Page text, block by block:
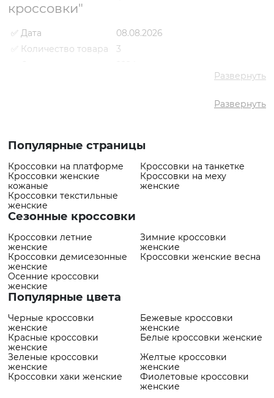
Популярные страницы
Кроссовки на платформе
Кроссовки на танкетке
Кроссовки женские
кожаные
Кроссовки на меху
женские
Кроссовки текстильные
женские
Сезонные кроссовки
Кроссовки летние
женские
Зимние кроссовки
женские
Кроссовки демисезонные
женские
Кроссовки женские весна
Осенние кроссовки
женские
Популярные цвета
Черные кроссовки
женские
Бежевые кроссовки
женские
Красные кроссовки
женские
Белые кроссовки женские
Зеленые кроссовки
женские
Желтые кроссовки
женские
Кроссовки хаки женские
Фиолетовые кроссовки
женские
кроссовки"
✅ Дата
08.08.2026
✅ Количество товара
3
товар
- 1784 грн
Развернуть
Развернуть